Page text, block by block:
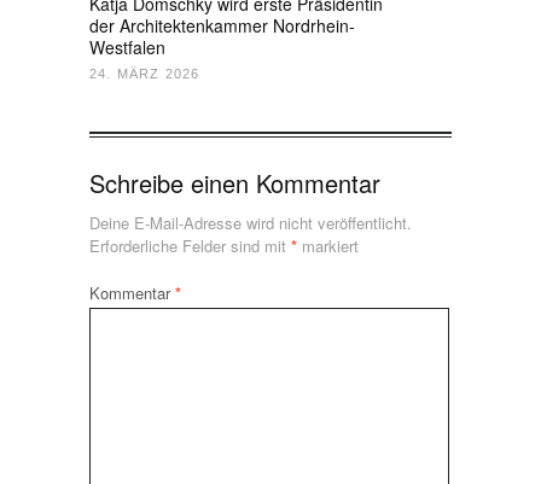
der Architektenkammer Nordrhein-
Westfalen
24. MÄRZ 2026
Schreibe einen Kommentar
Deine E-Mail-Adresse wird nicht veröffentlicht.
Erforderliche Felder sind mit * markiert
Kommentar*